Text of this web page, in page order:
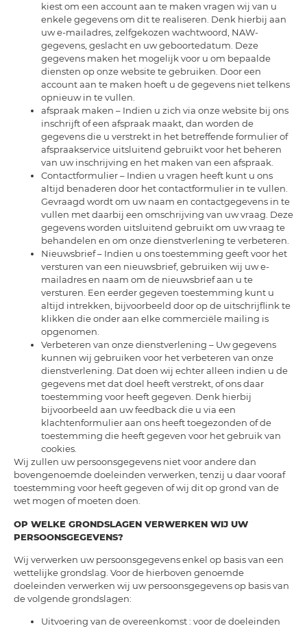
kiest om een account aan te maken vragen wij van u
enkele gegevens om dit te realiseren. Denk hierbij aan
uw e-mailadres, zelfgekozen wachtwoord, NAW-
gegevens, geslacht en uw geboortedatum. Deze
gegevens maken het mogelijk voor u om bepaalde
diensten op onze website te gebruiken. Door een
account aan te maken hoeft u de gegevens niet telkens
opnieuw in te vullen.
afspraak maken – Indien u zich via onze website bij ons
inschrijft of een afspraak maakt, dan worden de
gegevens die u verstrekt in het betreffende formulier of
afspraakservice uitsluitend gebruikt voor het beheren
van uw inschrijving en het maken van een afspraak.
Contactformulier – Indien u vragen heeft kunt u ons
altijd benaderen door het contactformulier in te vullen.
Gevraagd wordt om uw naam en contactgegevens in te
vullen met daarbij een omschrijving van uw vraag. Deze
gegevens worden uitsluitend gebruikt om uw vraag te
behandelen en om onze dienstverlening te verbeteren.
Nieuwsbrief – Indien u ons toestemming geeft voor het
versturen van een nieuwsbrief, gebruiken wij uw e-
mailadres en naam om de nieuwsbrief aan u te
versturen. Een eerder gegeven toestemming kunt u
altijd intrekken, bijvoorbeeld door op de uitschrijflink te
klikken die onder aan elke commerciële mailing is
opgenomen.
Verbeteren van onze dienstverlening – Uw gegevens
kunnen wij gebruiken voor het verbeteren van onze
dienstverlening. Dat doen wij echter alleen indien u de
gegevens met dat doel heeft verstrekt, of ons daar
toestemming voor heeft gegeven. Denk hierbij
bijvoorbeeld aan uw feedback die u via een
klachtenformulier aan ons heeft toegezonden of de
toestemming die heeft gegeven voor het gebruik van
cookies.
Wij zullen uw persoonsgegevens niet voor andere dan
bovengenoemde doeleinden verwerken, tenzij u daar vooraf
toestemming voor heeft gegeven of wij dit op grond van de
wet mogen of moeten doen.
OP WELKE GRONDSLAGEN VERWERKEN WIJ UW
PERSOONSGEGEVENS?
Wij verwerken uw persoonsgegevens enkel op basis van een
wettelijke grondslag. Voor de hierboven genoemde
doeleinden verwerken wij uw persoonsgegevens op basis van
de volgende grondslagen:
Uitvoering van de overeenkomst : voor de doeleinden